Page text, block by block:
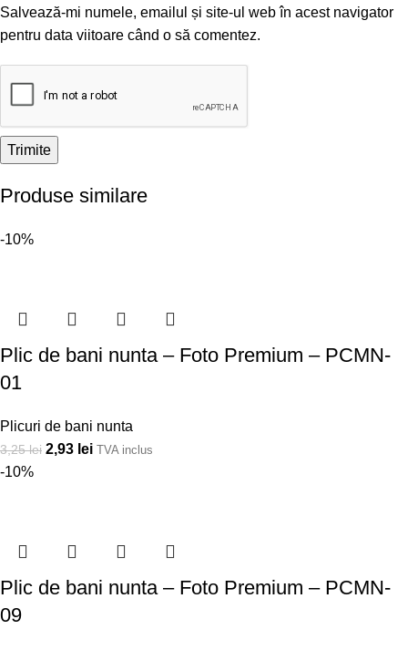
Salvează-mi numele, emailul și site-ul web în acest navigator
pentru data viitoare când o să comentez.
Produse similare
-10%
Plic de bani nunta – Foto Premium – PCMN-
01
Plicuri de bani nunta
3,25lei 2,93 lei TVA inclus
-10%
Plic de bani nunta – Foto Premium – PCMN-
09